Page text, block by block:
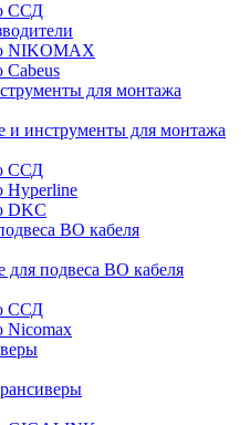
ССД
NIKOMAX
Cabeus
для монтажа
и инструменты для монтажа
ССД
Hyperline
DKC
ВО кабеля
для подвеса ВО кабеля
ССД
Nicomax